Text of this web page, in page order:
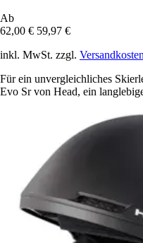
Ab
62,00 € 59,97 €
inkl. MwSt. zzgl. Versandkosten
Für ein unvergleichliches
Evo Sr von Head, ein